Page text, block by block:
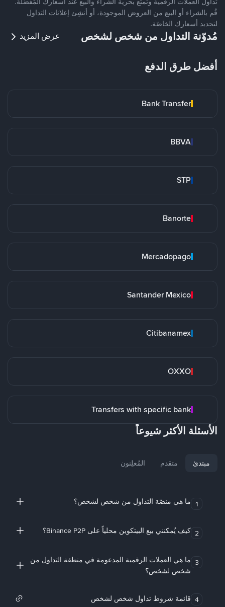
قُم بالشراء أو البيع من العروض الموجودة، أو أنشِئ إعلانات التداول
لتحديد أسعارك الخاصّة.
مُدوّنة التداول من شخص لشخص عرض المزيد
أفضل طرق الدفع
Bank Transfer
BBVA
STP
Banorte
Mercadopago
Santander Mexico
Citibanamex
OXXO
Transfers with specific bank
الأسئلة الأكثر شيوعاً
مبتدئ متقدم المُعلِنون
1 ما هي منصّة التداول من شخص لشخص؟
2 كيف يُمكنني بيع البيتكوين محلياً على Binance P2P؟
3 ما هي العملات الرقمية المدعومة في منطقة التداول من
شخص لشخص؟
4 قائمة شروط تداول شخص لشخص